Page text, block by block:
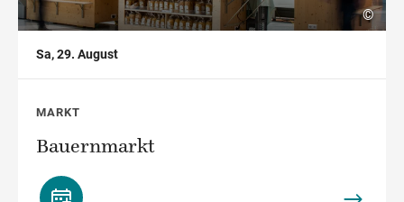
©
Sa, 29. August
MARKT
Bauernmarkt